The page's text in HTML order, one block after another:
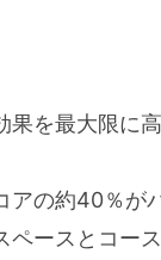
果を最大限に
アの約40％が
ペースとコー